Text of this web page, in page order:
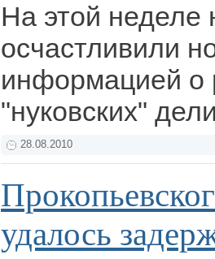
На этой неделе
осчастливили
информацией о
"нуковских"
28.08.2010
удалось